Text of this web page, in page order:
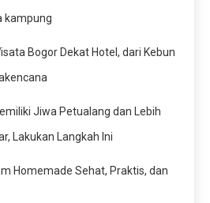
kampung
Bogor Dekat Hotel, dari Kebun
Jiwa Petualang dan Lebih
Lakukan Langkah Ini
Homemade Sehat, Praktis, dan